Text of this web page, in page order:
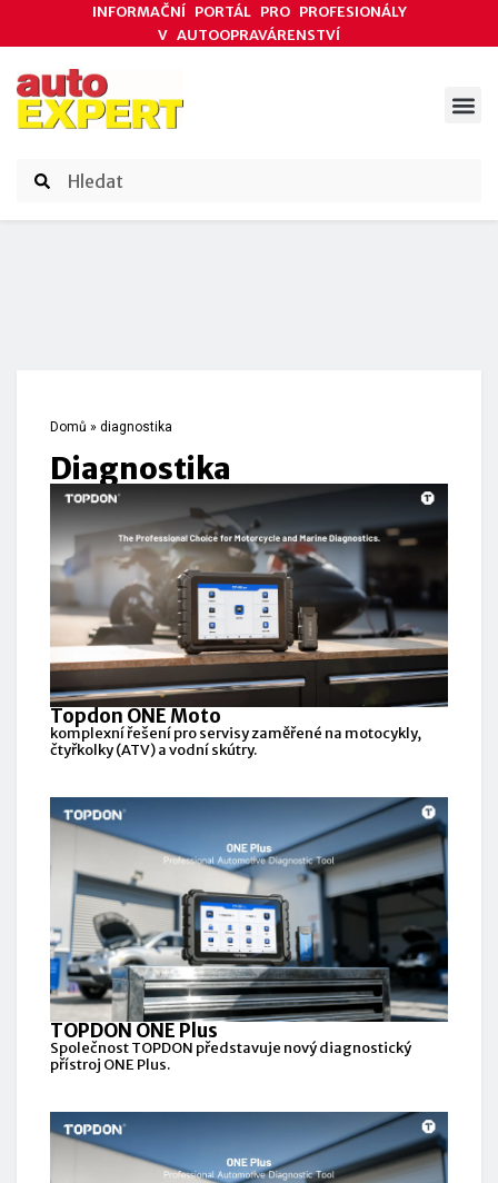
INFORMAČNÍ PORTÁL PRO PROFESIONÁLY
V AUTOOPRAVÁRENSTVÍ
Domů » diagnostika
diagnostika
Topdon ONE Moto
komplexní řešení pro servisy zaměřené na motocykly,
čtyřkolky (ATV) a vodní skútry.
TOPDON ONE Plus
Společnost TOPDON představuje nový diagnostický
přístroj ONE Plus.